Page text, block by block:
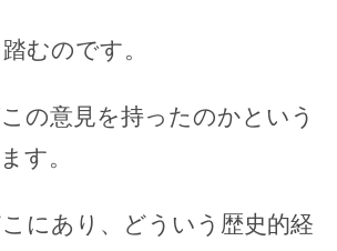
むのです。
の意見を持ったのかという
す。
にあり、どういう歴史的経